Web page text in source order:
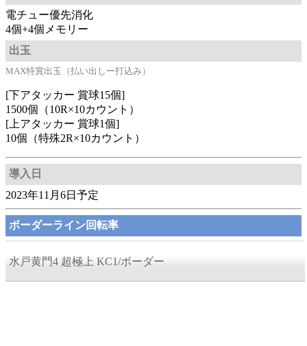
電チュー優先消化
4個+4個メモリー
出玉
MAX特賞出玉（払い出しー打込み）
[下アタッカー 賞球15個]
1500個（10R×10カウント）
[上アタッカー 賞球1個]
10個（特殊2R×10カウント）
導入日
2023年11月6日予定
ボーダーライン回転率
水戸黄門4 超極上 KC1/ボーダー